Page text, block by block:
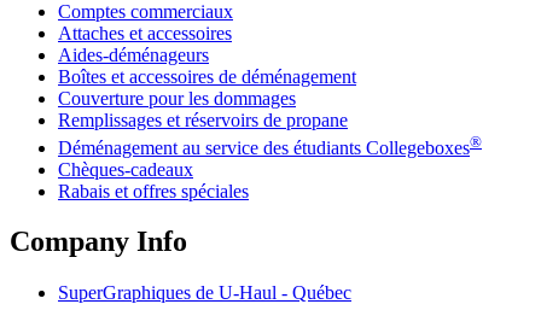
Comptes commerciaux
Attaches et accessoires
Aides-déménageurs
Boîtes et accessoires de déménagement
Couverture pour les dommages
Remplissages et réservoirs de propane
Déménagement au service des étudiants Collegeboxes®
Chèques-cadeaux
Rabais et offres spéciales
Company Info
SuperGraphiques de U-Haul - Québec